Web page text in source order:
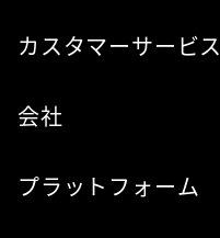
カスタマーサービス
会社
プラットフォーム